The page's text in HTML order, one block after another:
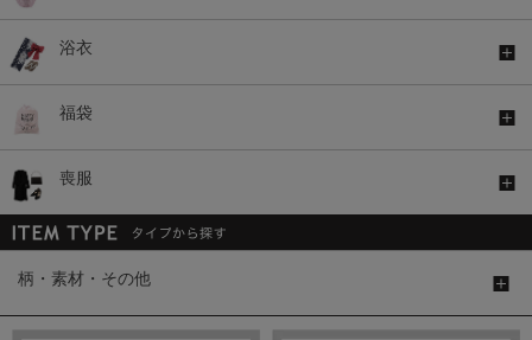
浴衣
福袋
喪服
柄・素材・その他